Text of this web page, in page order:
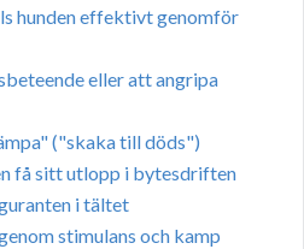
hunden effektivt genomför
eller att angripa
("skaka till döds")
få sitt utlopp i bytesdriften
i tältet
stimulans och kamp